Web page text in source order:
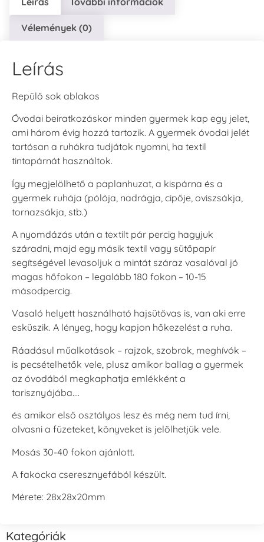
Tsukineko -
VersaCraft
Cherry Red -
Cseresznye
piros
+1.380 Ft
VersaCraft
Tsukineko -
VersaCraft
Tintapárna -
Denim -
farmerkék
+1.380 Ft
Tsukineko -
VersaCraft
Tintapárna -
Tsukineko -
VersaCraft
Tintapárna -
+1.380 Ft
Tsukineko -
VersaCraft
Muscat -
muskotályzöld
+1.380 Ft
Tsukineko -
VersaCraft
MustardYellow -
mustársárga
+1.380 Ft
Tsukineko -
VersaCraft
Poinsettia -
Mikulásvirág
+1.380 Ft
VersaCraft
Ruby
VersaCraft
Saffron -
sáfránysárga
Vélemények (0)
Leírás
Repülő sok ablakos
Óvodai beiratkozáskor minden gyermek kap egy jelet,
ami három évig hozzá tartozik. A gyermek óvodai jelét
tartósan a ruhákra tudjátok nyomni, ha textil
tintapárnát használtok.
Így megjelölhető a paplanhuzat, a kispárna és a
gyermek ruhája (pólója, nadrágja, cipője, oviszsákja,
tornazsákja, stb.)
A nyomdázás után a textilt pár percig hagyjuk
száradni, majd egy másik textil vagy sütőpapír
segítségével levasoljuk a mintát száraz vasalóval jó
magas hőfokon – legalább 180 fokon – 10-15
másodpercig.
Vasaló helyett használható hajsütővas is, van aki erre
esküszik. A lényeg, hogy kapjon hőkezelést a ruha.
Ráadásul műalkotások – rajzok, szobrok, meghívók –
is pecsételhetők vele, plusz amikor ballag a gyermek
az óvodából megkaphatja emlékként a
tarisznyájába….
és amikor első osztályos lesz és még nem tud írni,
olvasni a füzeteket, könyveket is jelölhetjük vele.
Mosás 30-40 fokon ajánlott.
A fakocka cseresznyefából készült.
Mérete: 28x28x20mm
Kategóriák